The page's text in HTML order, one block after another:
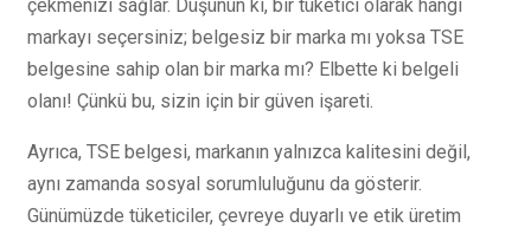
çekmenizi sağlar. Düşünün ki, bir tüketici olarak hangi
markayı seçersiniz; belgesiz bir marka mı yoksa TSE
belgesine sahip olan bir marka mı? Elbette ki belgeli
olanı! Çünkü bu, sizin için bir güven işareti.
Ayrıca, TSE belgesi, markanın yalnızca kalitesini değil,
aynı zamanda sosyal sorumluluğunu da gösterir.
Günümüzde tüketiciler, çevreye duyarlı ve etik üretim